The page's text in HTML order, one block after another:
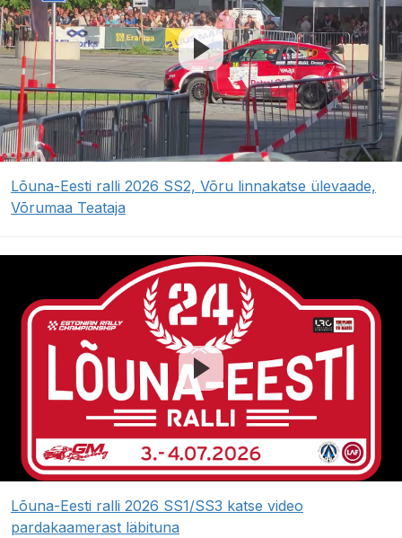
Lõuna-Eesti ralli 2026 SS2, Võru linnakatse ülevaade,
Võrumaa Teataja
Lõuna-Eesti ralli 2026 SS1/SS3 katse video
pardakaamerast läbituna